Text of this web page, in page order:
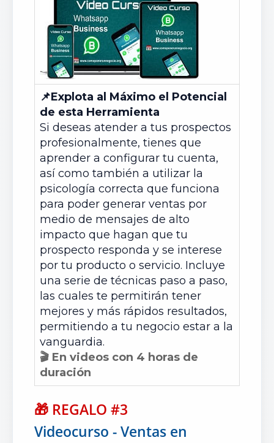
📌Explota al Máximo el Potencial
de esta Herramienta
Si deseas atender a tus prospectos
profesionalmente, tienes que
aprender a configurar tu cuenta,
así como también a utilizar la
psicología correcta que funciona
para poder generar ventas por
medio de mensajes de alto
impacto que hagan que tu
prospecto responda y se interese
por tu producto o servicio. Incluye
una serie de técnicas paso a paso,
las cuales te permitirán tener
mejores y más rápidos resultados,
permitiendo a tu negocio estar a la
vanguardia.
🎬 En videos con 4 horas de
duración
🎁 REGALO #3
Videocurso - Ventas en